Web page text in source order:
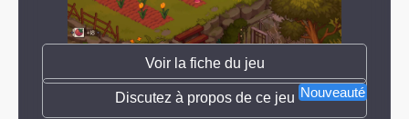
Voir la fiche du jeu
Nouveauté
Discutez à propos de ce jeu